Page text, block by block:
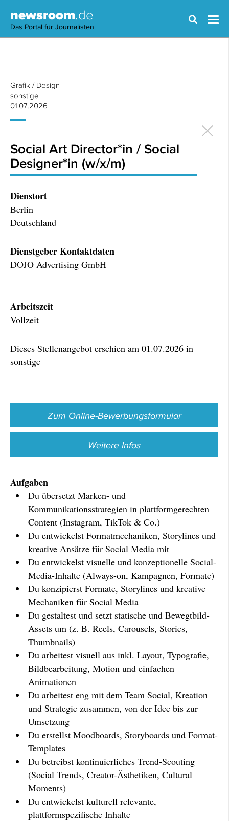
newsroom.de
Das Portal für Journalisten
Grafik / Design
sonstige
01.07.2026
Social Art Director*in / Social
Designer*in (w/x/m)
Dienstort
Berlin
Deutschland
Dienstgeber Kontaktdaten
DOJO Advertising GmbH
Arbeitszeit
Vollzeit
Dieses Stellenangebot erschien am 01.07.2026 in
sonstige
Zum Online-Bewerbungsformular
Weitere Infos
Aufgaben
Du übersetzt Marken- und
Kommunikationsstrategien in plattformgerechten
Content (Instagram, TikTok & Co.)
Du entwickelst Formatmechaniken, Storylines und
kreative Ansätze für Social Media mit
Du entwickelst visuelle und konzeptionelle Social-
Media-Inhalte (Always-on, Kampagnen, Formate)
Du konzipierst Formate, Storylines und kreative
Mechaniken für Social Media
Du gestaltest und setzt statische und Bewegtbild-
Assets um (z. B. Reels, Carousels, Stories,
Thumbnails)
Du arbeitest visuell aus inkl. Layout, Typografie,
Bildbearbeitung, Motion und einfachen
Animationen
Du arbeitest eng mit dem Team Social, Kreation
und Strategie zusammen, von der Idee bis zur
Umsetzung
Du erstellst Moodboards, Storyboards und Format-
Templates
Du betreibst kontinuierliches Trend-Scouting
(Social Trends, Creator-Ästhetiken, Cultural
Moments)
Du entwickelst kulturell relevante,
plattformspezifische Inhalte